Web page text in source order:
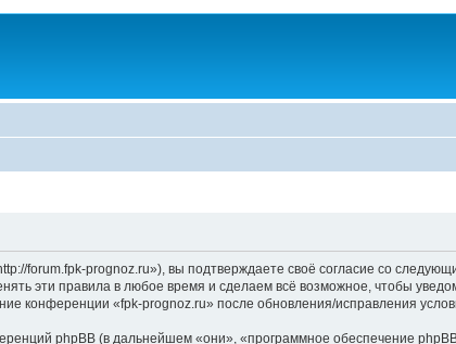
forum.fpk-prognoz.ru»), вы подтверждаете своё согласие со
эти правила в любое время и сделаем всё возможное, чтобы
конференции «fpk-prognoz.ru» после обновления/исправления
phpBB (в дальнейшем «они», «программное обеспечение